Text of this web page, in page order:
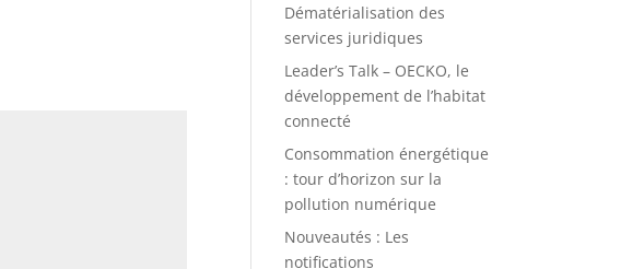
Dématérialisation des
services juridiques
Leader’s Talk – OECKO, le
développement de l’habitat
connecté
Consommation énergétique
: tour d’horizon sur la
pollution numérique
Nouveautés : Les
notifications